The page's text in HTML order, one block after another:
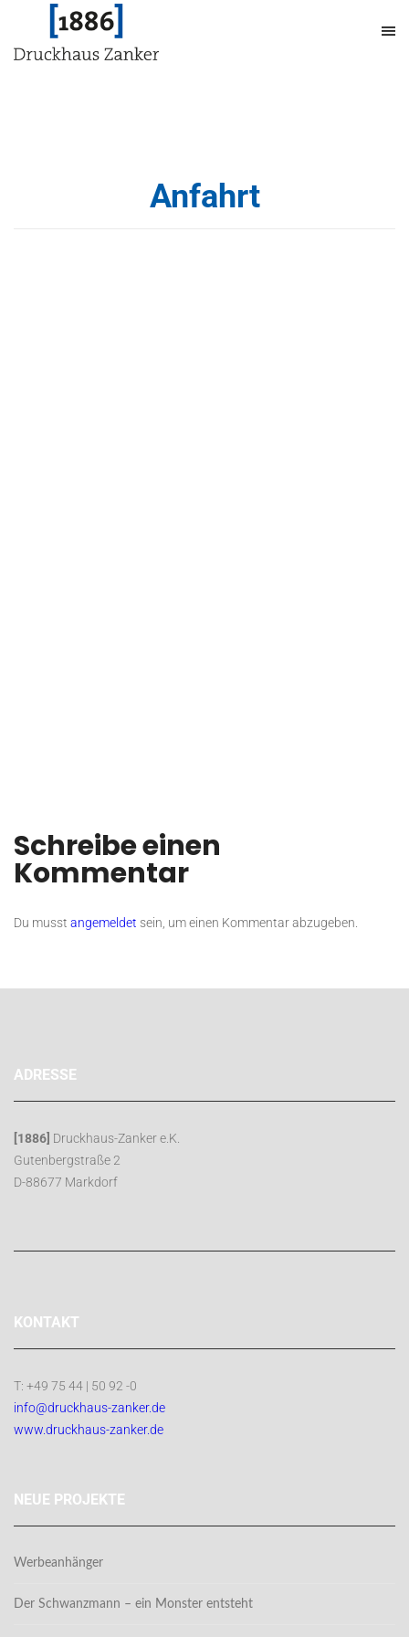
Anfahrt
Schreibe einen
Kommentar
Du musst angemeldet sein, um einen Kommentar abzugeben.
ADRESSE
[1886] Druckhaus-Zanker e.K.
Gutenbergstraße 2
D-88677 Markdorf
KONTAKT
T: +49 75 44 | 50 92 -0
info@druckhaus-zanker.de
www.druckhaus-zanker.de
NEUE PROJEKTE
Werbeanhänger
Der Schwanzmann – ein Monster entsteht